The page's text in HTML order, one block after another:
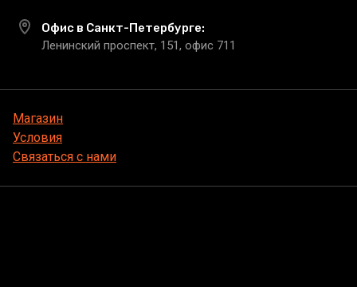
Офис в Санкт-Петербурге:
Ленинский проспект, 151, офис 711
Магазин
Условия
Связаться с нами